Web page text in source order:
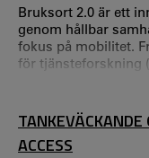
Bruksort 2.0 är ett
genom hållbar
fokus på mobilitet.
för tjänsteforskning
stålbruket
platsen sedan
utveckling,
TANKEVÄCKANDE
ACCESS